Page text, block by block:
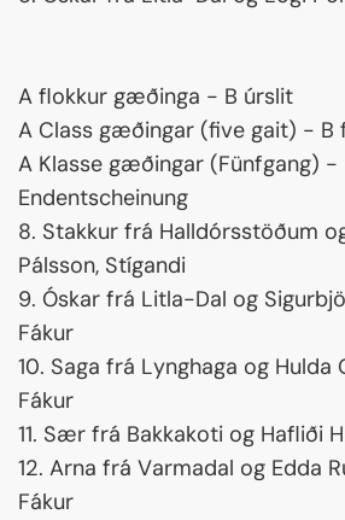
A flokkur gæðinga - B úrslit
A Class gæðingar (five gait) - B
A Klasse gæðingar (Fünfgang) -
Endentscheinung
8. Stakkur frá Halldórsstöðum
Pálsson, Stígandi
9. Óskar frá Litla-Dal og
Fákur
10. Saga frá Lynghaga og
Fákur
11. Sær frá Bakkakoti og Hafliði
12. Arna frá Varmadal og Edda
Fákur